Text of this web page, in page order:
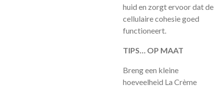
huid en zorgt ervoor dat de
cellulaire cohesie goed
functioneert.
TIPS… OP MAAT
Breng een kleine
hoeveelheid La Crème